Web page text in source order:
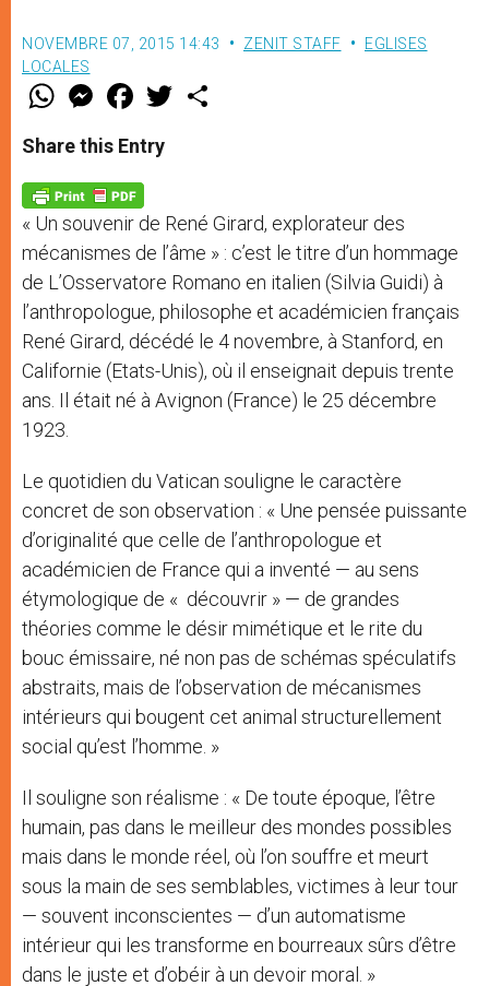
NOVEMBRE 07, 2015 14:43 ZENIT STAFF
EGLISES
LOCALES
W
t
s
p
p
M
e
s
e
g
e
r
F
a
e
b
o
k
w
Share this Entry
« Un souvenir de René Girard, explorateur des
mécanismes de l’âme » : c’est le titre d’un hommage
de L’Osservatore Romano en italien (Silvia Guidi) à
l’anthropologue, philosophe et académicien français
René Girard, décédé le 4 novembre, à Stanford, en
Californie (Etats-Unis), où il enseignait depuis trente
ans. Il était né à Avignon (France) le 25 décembre
1923.
Le quotidien du Vatican souligne le caractère
concret de son observation : « Une pensée puissante
d’originalité que celle de l’anthropologue et
académicien de France qui a inventé — au sens
étymologique de « découvrir » — de grandes
théories comme le désir mimétique et le rite du
bouc émissaire, né non pas de schémas spéculatifs
abstraits, mais de l’observation de mécanismes
intérieurs qui bougent cet animal structurellement
social qu’est l’homme. »
Il souligne son réalisme : « De toute époque, l’être
humain, pas dans le meilleur des mondes possibles
mais dans le monde réel, où l’on souffre et meurt
sous la main de ses semblables, victimes à leur tour
— souvent inconscientes — d’un automatisme
intérieur qui les transforme en bourreaux sûrs d’être
dans le juste et d’obéir à un devoir moral. »